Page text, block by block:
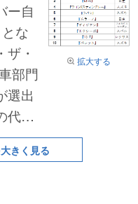
拡大する
ー自
な
・
部門
選出
代表
問題
リン
を
きく見る